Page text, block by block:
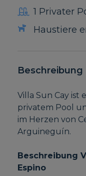
1 Privater
Haustiere
Beschreibung
Villa Sun Cay ist
privatem Pool
im Herzen von
Arguineguín.
Beschreibung
Espino